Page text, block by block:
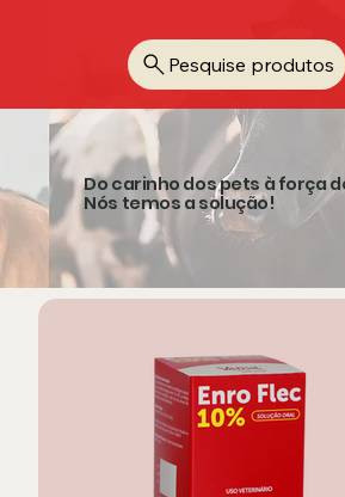
Pesquise produtos
Do carinho dos pets à força
Nós temos a solução!